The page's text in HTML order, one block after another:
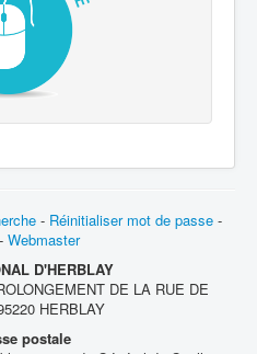
- Réinitialiser mot de passe-
Webmaster
D'HERBLAY
DE LA RUE DE
HERBLAY
postale